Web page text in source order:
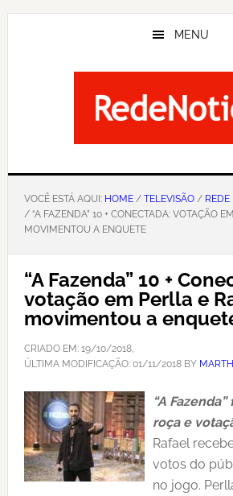
Skip
MENU
VOCÊ ESTÁ AQUI: HOME/ TELEVISÃO/ REDE
/ “A FAZENDA” 10 + CONECTADA: VOTAÇÃO
MOVIMENTOU A ENQUETE
“A Fazenda” 10 +
votação em Perlla e
movimentou a
CRIADO EM: 19/10/2018,
ÚLTIMA MODIFICAÇÃO: 01/11/2018BY
“A
roça e
Rafael
votos do
no jogo.